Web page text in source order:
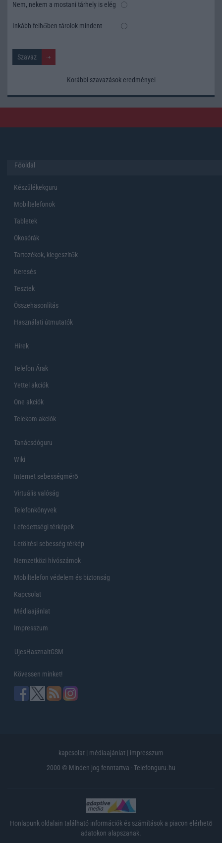
Nem, nekem a mostani tárhely is elég
Inkább felhőben tárolok mindent
Korábbi szavazások eredményei
Főoldal
Készülékekguru
Mobiltelefonok
Tabletek
Okosórák
Tartozékok, kiegeszítők
Keresés
Tesztek
Összehasonlítás
Használati útmutatók
Hirek
Telefon Árak
Yettel akciók
One akciók
Telekom akciók
Tanácsdóguru
Wiki
Internet sebességmérő
Virtuális valóság
Telefonkönyvek
Lefedettségi térképek
Letöltési sebesség térkép
Nemzetközi hívószámok
Mobiltelefon védelem és biztonság
Kapcsolat
Médiaajánlat
Impresszum
UjesHasznaltGSM
Kövessen minket!
kapcsolat | médiaajánlat | impresszum
2000 © Minden jog fenntartva - Telefonguru.hu
Honlapunk oldalain található információk és számítások a piacon elérhető
adatokon alapszanak.